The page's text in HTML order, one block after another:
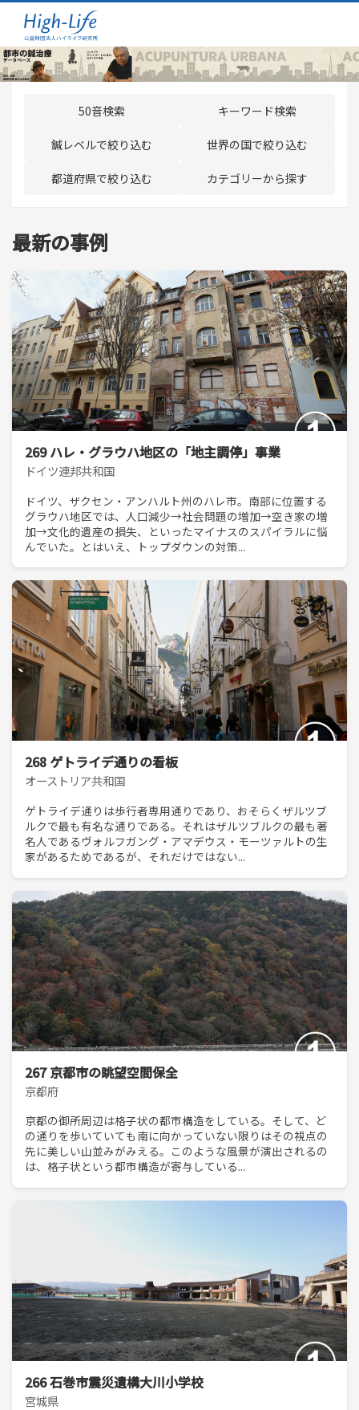
50音検索 キーワード検索
鍼レベルで絞り込む 世界の国で絞り込む
都道府県で絞り込む カテゴリーから探す
最新の事例
269 ハレ・グラウハ地区の「地主調停」事業
ドイツ連邦共和国
ドイツ、ザクセン・アンハルト州のハレ市。南部に位置する
グラウハ地区では、人口減少→社会問題の増加→空き家の増
加→文化的遺産の損失、といったマイナスのスパイラルに悩
んでいた。とはいえ、トップダウンの対策...
268 ゲトライデ通りの看板
オーストリア共和国
ゲトライデ通りは歩行者専用通りであり、おそらくザルツブ
ルクで最も有名な通りである。それはザルツブルクの最も著
名人であるヴォルフガング・アマデウス・モーツァルトの生
家があるためであるが、それだけではない...
267 京都市の眺望空間保全
京都府
京都の御所周辺は格子状の都市構造をしている。そして、ど
の通りを歩いていても南に向かっていない限りはその視点の
先に美しい山並みがみえる。このような風景が演出されるの
は、格子状という都市構造が寄与している...
266 石巻市震災遺構大川小学校
宮城県